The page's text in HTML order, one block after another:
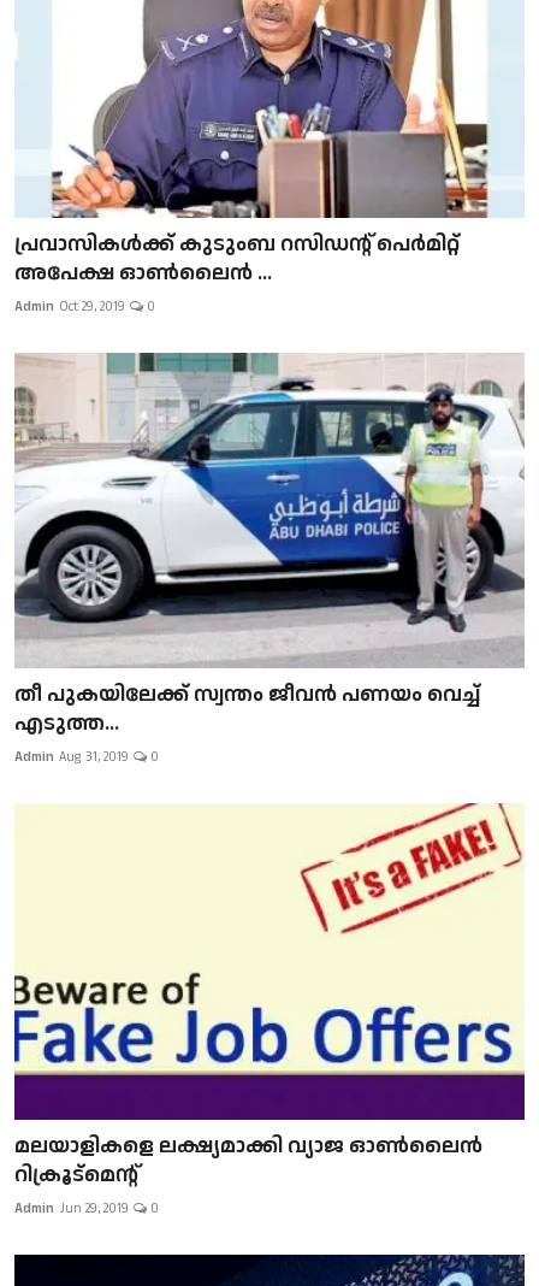
പ്രവാസികള്‍ക്ക് കുടുംബ റസിഡന്റ് പെർമിറ്റ്
അപേക്ഷ ഓൺലൈൻ ...
Admin Oct 29, 2019 0
​​​​​​​തീ പുകയിലേക്ക് സ്വന്തം ജീവന്‍ പണയം വെച്ച്
എടുത്ത...
Admin Aug 31, 2019 0
മലയാളികളെ ലക്ഷ്യമാക്കി വ്യാജ ഓൺലൈൻ
റിക്രൂട്മെന്റ്
Admin Jun 29, 2019 0